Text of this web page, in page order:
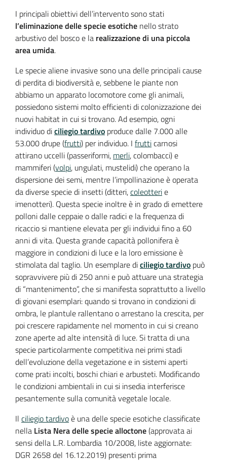
I principali obiettivi dell’intervento sono stati
l’eliminazione delle specie esotiche nello strato
arbustivo del bosco e la realizzazione di una piccola
area umida.
Le specie aliene invasive sono una delle principali cause
di perdita di biodiversità e, sebbene le piante non
abbiamo un apparato locomotore come gli animali,
possiedono sistemi molto efficienti di colonizzazione dei
nuovi habitat in cui si trovano. Ad esempio, ogni
individuo diciliegio tardivo produce dalle 7.000 alle
53.000 drupe (frutti) per individuo. I frutticarnosi
attirano uccelli (passeriformi, merli, colombacci) e
mammiferi (volpi, ungulati, mustelidi) che operano la
dispersione dei semi, mentre l’impollinazione è operata
da diverse specie di insetti (ditteri,coleotterie
imenotteri). Questa specie inoltre è in grado di emettere
polloni dalle ceppaie o dalle radici e la frequenza di
ricaccio si mantiene elevata per gli individui fino a 60
anni di vita. Questa grande capacità pollonifera è
maggiore in condizioni di luce e la loro emissione è
stimolata dal taglio. Un esemplare diciliegio tardivo può
sopravvivere più di 250 anni e può attuare una strategia
di “mantenimento”, che si manifesta soprattutto a livello
di giovani esemplari: quando si trovano in condizioni di
ombra, le plantule rallentano o arrestano la crescita, per
poi crescere rapidamente nel momento in cui si creano
zone aperte ad alte intensità di luce. Si tratta di una
specie particolarmente competitiva nei primi stadi
dell’evoluzione della vegetazione e in sistemi aperti
come prati incolti, boschi chiari e arbusteti. Modificando
le condizioni ambientali in cui si insedia interferisce
pesantemente sulla comunità vegetale locale.
Il ciliegio tardivoè una delle specie esotiche classificate
nella Lista Nera delle specie alloctone(approvata ai
sensi della L.R. Lombardia 10/2008, liste aggiornate:
DGR 2658 del 16.12.2019) presenti prima